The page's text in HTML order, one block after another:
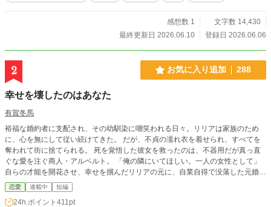
感想数 1
文字数 14,430
最終更新日 2026.06.10
登録日 2026.06.06
2 お気に入り追加 288
幸せを壊したのはあなた
有賀冬馬
裕福な婚約者に支配され、その幼馴染に嘲笑われる日々。リリアは家族のため
に、心を無にして従い続けてきた。 だが、不貞の濡れ衣を着せられ、すべてを
奪われて街に捨てられる。 死を覚悟した彼女を救ったのは、不器用だが真っ直
ぐな愛を注ぐ商人・アルベルト。 「俺の隣にいてほしい。一人の女性として」
自らの才能を開花させ、幸せを掴んだリリアの元に、自業自得で没落した元婚約
者が這い寄る。 「お前がいなければ何もできないんだ！」 ……知っています。
だからこそ、私は貴方を助けない。
恋愛 連載中 短編
24h.ポイント 411pt